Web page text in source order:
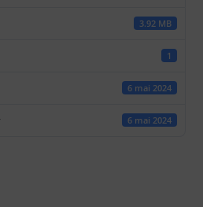
3.92 MB
1
6 mai 2024
6 mai 2024